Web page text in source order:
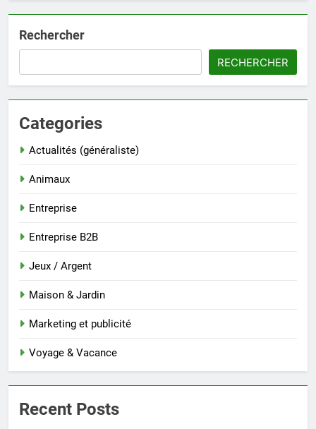
Rechercher
RECHERCHER
Categories
Actualités (généraliste)
Animaux
Entreprise
Entreprise B2B
Jeux / Argent
Maison & Jardin
Marketing et publicité
Voyage & Vacance
Recent Posts